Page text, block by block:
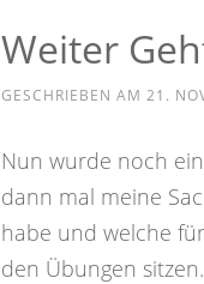
Weiter
GESCHRIEBEN AM 21.
Nun wurde noch
dann mal meine
habe und welche
den Übungen